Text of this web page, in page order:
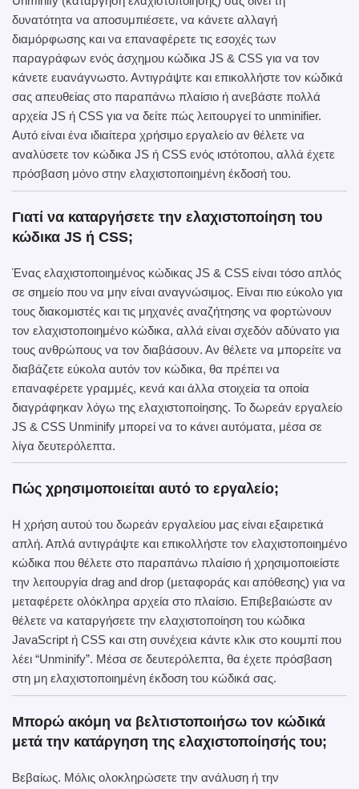
δυνατότητα να αποσυμπιέσετε, να κάνετε αλλαγή
διαμόρφωσης και να επαναφέρετε τις εσοχές των
παραγράφων ενός άσχημου κώδικα JS & CSS για να τον
κάνετε ευανάγνωστο. Αντιγράψτε και επικολλήστε τον κώδικά
σας απευθείας στο παραπάνω πλαίσιο ή ανεβάστε πολλά
αρχεία JS ή CSS για να δείτε πώς λειτουργεί το unminifier.
Αυτό είναι ένα ιδιαίτερα χρήσιμο εργαλείο αν θέλετε να
αναλύσετε τον κώδικα JS ή CSS ενός ιστότοπου, αλλά έχετε
πρόσβαση μόνο στην ελαχιστοποιημένη έκδοσή του.
Γιατί να καταργήσετε την ελαχιστοποίηση του
κώδικα JS ή CSS;
Ένας ελαχιστοποιημένος κώδικας JS & CSS είναι τόσο απλός
σε σημείο που να μην είναι αναγνώσιμος. Είναι πιο εύκολο για
τους διακομιστές και τις μηχανές αναζήτησης να φορτώνουν
τον ελαχιστοποιημένο κώδικα, αλλά είναι σχεδόν αδύνατο για
τους ανθρώπους να τον διαβάσουν. Αν θέλετε να μπορείτε να
διαβάζετε εύκολα αυτόν τον κώδικα, θα πρέπει να
επαναφέρετε γραμμές, κενά και άλλα στοιχεία τα οποία
διαγράφηκαν λόγω της ελαχιστοποίησης. Το δωρεάν εργαλείο
JS & CSS Unminify μπορεί να το κάνει αυτόματα, μέσα σε
λίγα δευτερόλεπτα.
Πώς χρησιμοποιείται αυτό το εργαλείο;
Η χρήση αυτού του δωρεάν εργαλείου μας είναι εξαιρετικά
απλή. Απλά αντιγράψτε και επικολλήστε τον ελαχιστοποιημένο
κώδικα που θέλετε στο παραπάνω πλαίσιο ή χρησιμοποιείστε
την λειτουργία drag and drop (μεταφοράς και απόθεσης) για να
μεταφέρετε ολόκληρα αρχεία στο πλαίσιο. Επιβεβαιώστε αν
θέλετε να καταργήσετε την ελαχιστοποίηση του κώδικα
JavaScript ή CSS και στη συνέχεια κάντε κλικ στο κουμπί που
λέει “Unminify”. Μέσα σε δευτερόλεπτα, θα έχετε πρόσβαση
στη μη ελαχιστοποιημένη έκδοση του κώδικά σας.
Μπορώ ακόμη να βελτιστοποιήσω τον κώδικά
μετά την κατάργηση της ελαχιστοποίησής του;
Βεβαίως. Μόλις ολοκληρώσετε την ανάλυση ή την